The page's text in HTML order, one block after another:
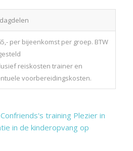
per bijeenkomst per groep. BTW
reiskosten trainer en
voorbereidingskosten.
training Plezier in
in de kinderopvang op